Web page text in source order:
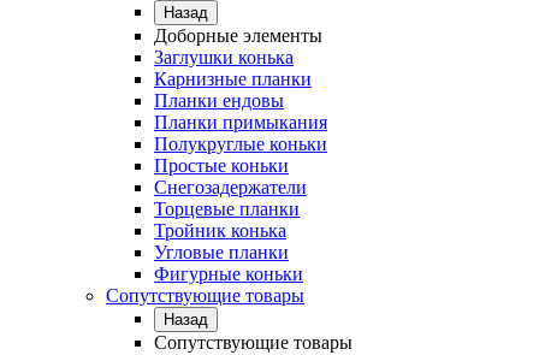
Назад
Доборные элементы
Заглушки конька
Карнизные планки
Планки ендовы
Планки примыкания
Полукруглые коньки
Простые коньки
Снегозадержатели
Торцевые планки
Тройник конька
Угловые планки
Фигурные коньки
Сопутствующие товары
Назад
Сопутствующие товары